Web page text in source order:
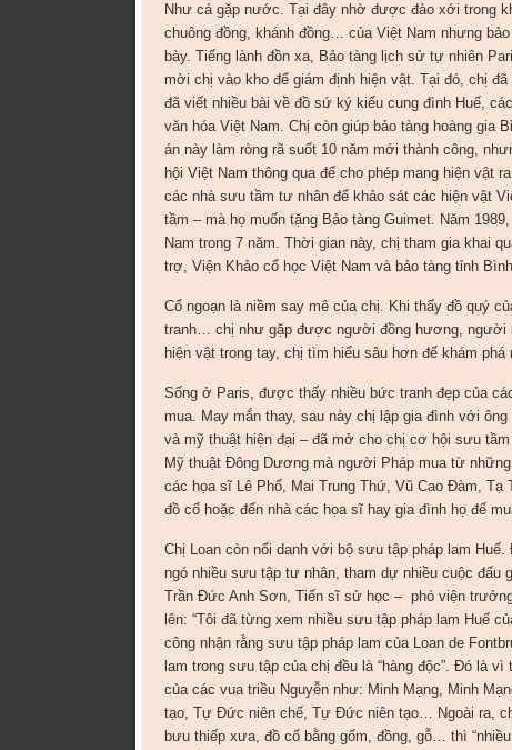
Như cá gặp nước. Tại đây nhờ được đào xới trong
chuông đồng, khánh đồng… của Việt Nam nhưng
bày. Tiếng lành đồn xa, Bảo tàng lịch sử tự nhiên
mời chị vào kho để giám định hiện vật. Tại đó, chị
đã viết nhiều bài về đồ sứ ký kiểu cung đình Huế,
văn hóa Việt Nam. Chị còn giúp bảo tàng hoàng
án này làm ròng rã suốt 10 năm mới thành công,
hội Việt Nam thông qua để cho phép mang hiện
các nhà sưu tầm tư nhân để khảo sát các hiện vật
tầm – mà họ muốn tặng Bảo tàng Guimet. Năm
Nam trong 7 năm. Thời gian này, chị tham gia khai
trợ, Viện Khảo cổ học Việt Nam và bảo tàng tỉnh
Cổ ngoạn là niềm say mê của chị. Khi thấy đồ quý
tranh… chị như gặp được người đồng hương, người
hiện vật trong tay, chị tìm hiểu sâu hơn để khám phá
Sống ở Paris, được thấy nhiều bức tranh đẹp của
mua. May mắn thay, sau này chị lập gia đình với
và mỹ thuật hiện đại – đã mở cho chị cơ hội sưu
Mỹ thuật Đông Dương mà người Pháp mua từ
các họa sĩ Lê Phổ, Mai Trung Thứ, Vũ Cao Đàm,
đồ cổ hoặc đến nhà các họa sĩ hay gia đình họ để
Chị Loan còn nổi danh với bộ sưu tập pháp lam
ngó nhiều sưu tập tư nhân, tham dự nhiều cuộc
Trần Đức Anh Sơn, Tiến sĩ sử học – phó viện
lên: “Tôi đã từng xem nhiều sưu tập pháp lam Huế
công nhận rằng sưu tập pháp lam của Loan de
lam trong sưu tập của chị đều là “hàng độc”. Đó là
của các vua triều Nguyễn như: Minh Mạng, Minh
tạo, Tự Đức niên chế, Tự Đức niên tạo… Ngoài ra,
bưu thiếp xưa, đồ cổ bằng gốm, đồng, gỗ… thì